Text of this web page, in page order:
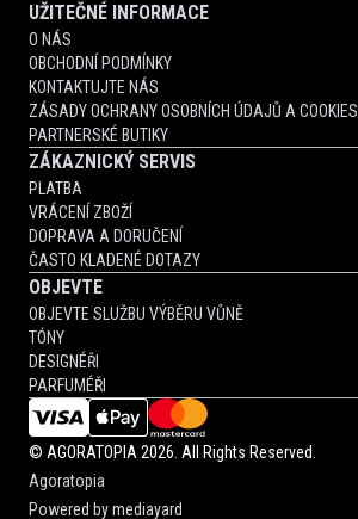
UŽITEČNÉ INFORMACE
O NÁS
OBCHODNÍ PODMÍNKY
KONTAKTUJTE NÁS
ZÁSADY OCHRANY OSOBNÍCH ÚDAJŮ A COOKIES
PARTNERSKÉ BUTIKY
ZÁKAZNICKÝ SERVIS
PLATBA
VRÁCENÍ ZBOŽÍ
DOPRAVA A DORUČENÍ
ČASTO KLADENÉ DOTAZY
OBJEVTE
OBJEVTE SLUŽBU VÝBĚRU VŮNĚ
TÓNY
DESIGNÉŘI
PARFUMÉŘI
© AGORATOPIA 2026. All Rights Reserved.
Agoratopia
Powered bymediayard